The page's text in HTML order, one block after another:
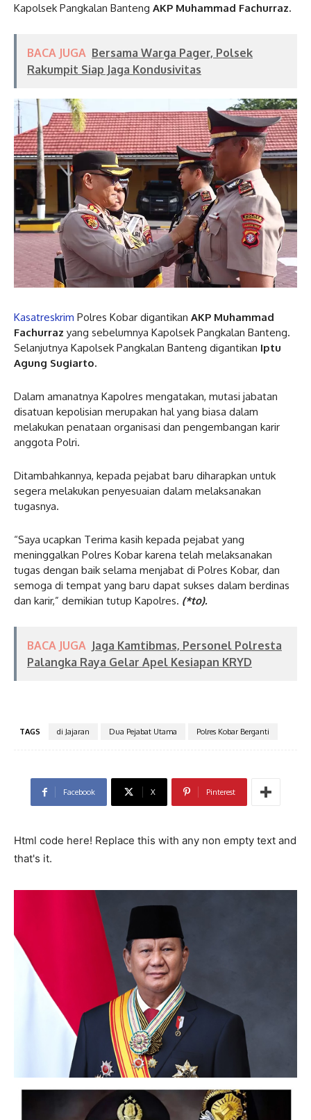
Kapolsek Pangkalan Banteng AKP Muhammad Fachurraz.
BACA JUGA Bersama Warga Pager, Polsek
Rakumpit Siap Jaga Kondusivitas
Kasatreskrim Polres Kobar digantikan AKP Muhammad
Fachurraz yang sebelumnya Kapolsek Pangkalan Banteng.
Selanjutnya Kapolsek Pangkalan Banteng digantikan Iptu
Agung Sugiarto.
Dalam amanatnya Kapolres mengatakan, mutasi jabatan
disatuan kepolisian merupakan hal yang biasa dalam
melakukan penataan organisasi dan pengembangan karir
anggota Polri.
Ditambahkannya, kepada pejabat baru diharapkan untuk
segera melakukan penyesuaian dalam melaksanakan
tugasnya.
“Saya ucapkan Terima kasih kepada pejabat yang
meninggalkan Polres Kobar karena telah melaksanakan
tugas dengan baik selama menjabat di Polres Kobar, dan
semoga di tempat yang baru dapat sukses dalam berdinas
dan karir,” demikian tutup Kapolres. (*to).
BACA JUGA Jaga Kamtibmas, Personel Polresta
Palangka Raya Gelar Apel Kesiapan KRYD
TAGS di Jajaran Dua Pejabat Utama Polres Kobar Berganti
Facebook X Pinterest
Html code here! Replace this with any non empty text and
that's it.